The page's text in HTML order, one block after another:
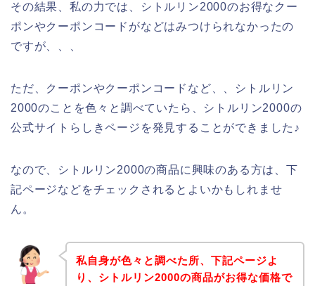
その結果、私の力では、シトルリン2000のお得なクー
ポンやクーポンコードがなどはみつけられなかったの
ですが、、、
ただ、クーポンやクーポンコードなど、、シトルリン
2000のことを色々と調べていたら、シトルリン2000の
公式サイトらしきページを発見することができました♪
なので、シトルリン2000の商品に興味のある方は、下
記ページなどをチェックされるとよいかもしれませ
ん。
私自身が色々と調べた所、下記ページよ
り、シトルリン2000の商品がお得な価格で